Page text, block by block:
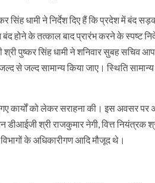
सिंह धामी ने निर्देश दिए हैं कि प्रदेश में बंद
होने के तत्काल बाद प्रारंभ करने के स्पष्ट
पुष्कर सिंह धामी ने शनिवार सुबह सचिव
से जल्द सामान्य किया जाए। स्थिति
गए कार्यों को लेकर सराहना की। इस अवसर
डीआईजी श्री राजकुमार नेगी, वित्त नियंत्रक
विभागों के अधिकारीगण आदि मौजूद थे।